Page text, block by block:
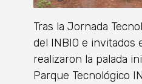
Tras la Jornada
del INBIO e invitados
realizaron la palada
Parque Tecnológico